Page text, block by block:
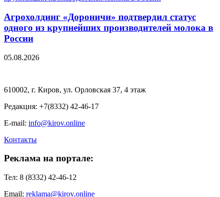
Агрохолдинг «Дороничи» подтвердил статус
одного из крупнейших производителей молока в
России
05.08.2026
610002, г. Киров, ул. Орловская 37, 4 этаж
Редакция: +7(8332) 42-46-17
E-mail: info@kirov.online
Контакты
Реклама на портале:
Тел: 8 (8332) 42-46-12
Email: reklama@kirov.online